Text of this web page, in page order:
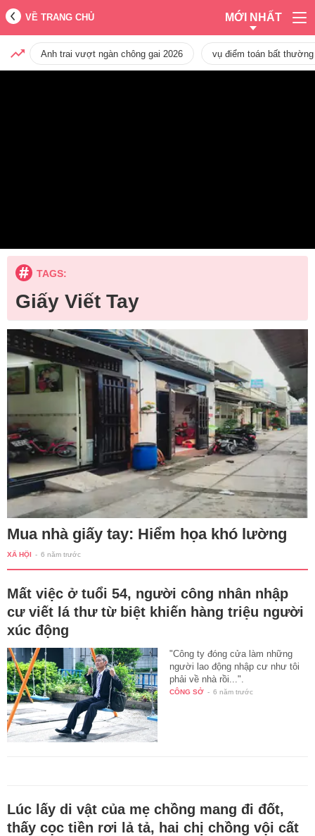
VỀ TRANG CHỦ MỚI NHẤT
Anh trai vượt ngàn chông gai 2026 vụ điểm toán bất
TAGS:
Giấy Viết Tay
Mua nhà giấy tay: Hiểm họa khó lường
XÃ HỘI - 6 năm trước
Mất việc ở tuổi 54, người công nhân nhập
cư viết lá thư từ biệt khiến hàng triệu người
xúc động
"Công ty đóng cửa làm những
người lao động nhập cư như tôi
phải về nhà rồi...".
CÔNG SỞ - 6 năm trước
Lúc lấy di vật của mẹ chồng mang đi đốt,
thấy cọc tiền rơi lả tả, hai chị chồng vội cất